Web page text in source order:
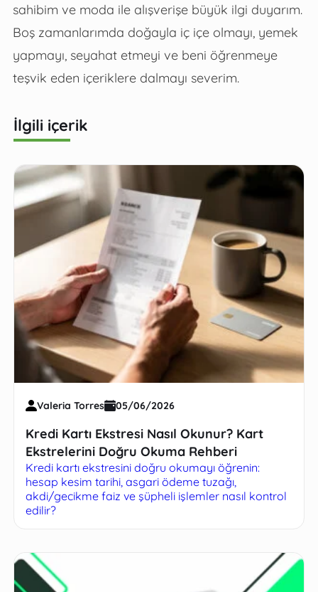
sahibim ve moda ile alışverişe büyük ilgi duyarım.
Boş zamanlarımda doğayla iç içe olmayı, yemek
yapmayı, seyahat etmeyi ve beni öğrenmeye
teşvik eden içeriklere dalmayı severim.
İlgili içerik
Valeria Torres 05/06/2026
Kredi Kartı Ekstresi Nasıl Okunur? Kart
Ekstrelerini Doğru Okuma Rehberi
Kredi kartı ekstresini doğru okumayı öğrenin:
hesap kesim tarihi, asgari ödeme tuzağı,
akdi/gecikme faiz ve şüpheli işlemler nasıl kontrol
edilir?